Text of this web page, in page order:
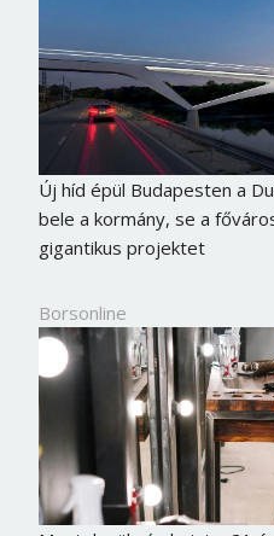
Új híd épül Budapesten a
bele a kormány, se a
gigantikus projektet
Borsonline